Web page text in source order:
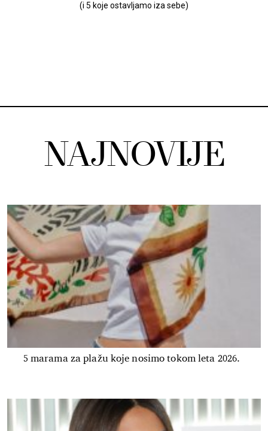
(i 5 koje ostavljamo iza sebe)
NAJNOVIJE
5 marama za plažu koje nosimo tokom leta 2026.